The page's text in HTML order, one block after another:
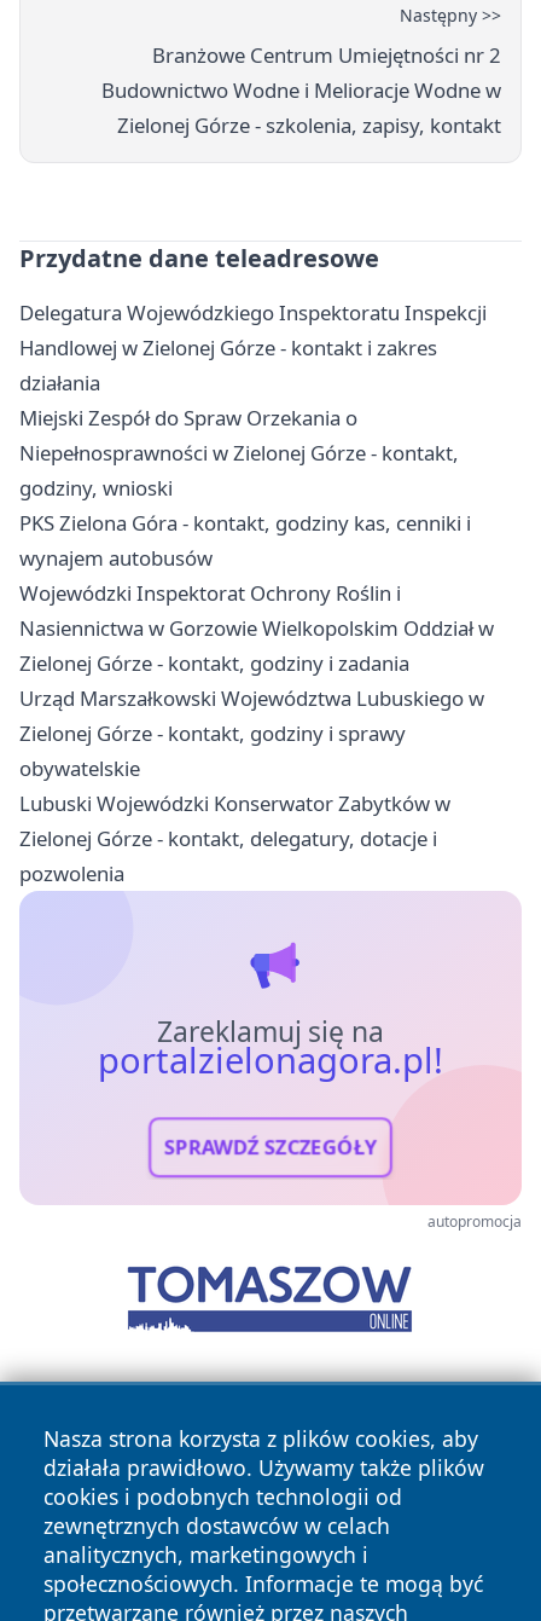
Następny >>
Branżowe Centrum Umiejętności nr 2
Budownictwo Wodne i Melioracje Wodne w
Zielonej Górze - szkolenia, zapisy, kontakt
Przydatne dane teleadresowe
Delegatura Wojewódzkiego Inspektoratu Inspekcji
Handlowej w Zielonej Górze - kontakt i zakres
działania
Miejski Zespół do Spraw Orzekania o
Niepełnosprawności w Zielonej Górze - kontakt,
godziny, wnioski
PKS Zielona Góra - kontakt, godziny kas, cenniki i
wynajem autobusów
Wojewódzki Inspektorat Ochrony Roślin i
Nasiennictwa w Gorzowie Wielkopolskim Oddział w
Zielonej Górze - kontakt, godziny i zadania
Urząd Marszałkowski Województwa Lubuskiego w
Zielonej Górze - kontakt, godziny i sprawy
obywatelskie
Lubuski Wojewódzki Konserwator Zabytków w
Zielonej Górze - kontakt, delegatury, dotacje i
pozwolenia
Zareklamuj się na
portalzielonagora.pl!
SPRAWDŹ SZCZEGÓŁY
autopromocja
Nasza strona korzysta z plików cookies, aby
działała prawidłowo. Używamy także plików
cookies i podobnych technologii od
zewnętrznych dostawców w celach
analitycznych, marketingowych i
społecznościowych. Informacje te mogą być
przetwarzane również przez naszych
Copyright © 2026 portalzielonagora.pl Wszystkie prawa
zastrzeżone.